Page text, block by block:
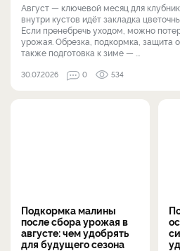
Август — ключевой месяц для
внутри кустов идёт закладка
Если пренебречь уходом, можно
урожая. Обрезка, подкормка, защита
также подготовка к зиме — ...
30.07.2026 0 534
Подкормка малины
после сбора урожая в
августе: чем удобрять
для будущего сезона